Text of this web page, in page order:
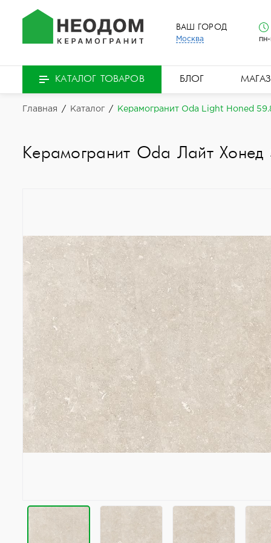
ВАШ ГОРОД
Москва
КАТАЛОГ ТОВАРОВ БЛОГ
Главная / Каталог / Керамогранит Oda Light Honed
Керамогранит Oda Лайт Хонед